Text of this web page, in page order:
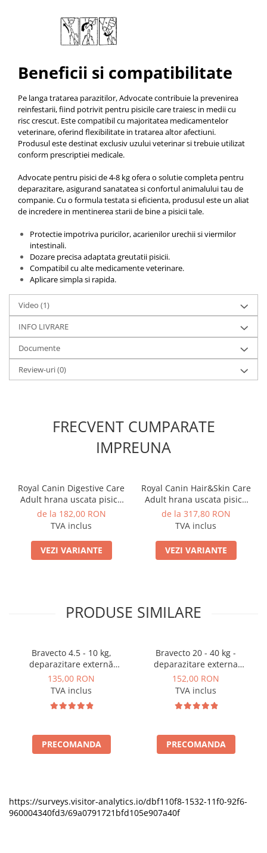
Beneficii si compatibilitate
Pe langa tratarea parazitilor, Advocate contribuie la prevenirea
reinfestarii, fiind potrivit pentru pisicile care traiesc in medii cu
risc crescut. Este compatibil cu majoritatea medicamentelor
veterinare, oferind flexibilitate in tratarea altor afectiuni.
Produsul este destinat exclusiv uzului veterinar si trebuie utilizat
conform prescriptiei medicale.
Advocate pentru pisici de 4-8 kg ofera o solutie completa pentru
deparazitare, asigurand sanatatea si confortul animalului tau de
companie. Cu o formula testata si eficienta, produsul este un aliat
de incredere in mentinerea starii de bine a pisicii tale.
Protectie impotriva puricilor, acarienilor urechii si viermilor
intestinali.
Dozare precisa adaptata greutatii pisicii.
Compatibil cu alte medicamente veterinare.
Aplicare simpla si rapida.
Video (1)
INFO LIVRARE
Documente
Review-uri(0)
FRECVENT CUMPARATE
IMPREUNA
Royal Canin Digestive Care
Adult hrana uscata pisica
pentru confort digestiv, 10
kg
de la 182,00 RON
TVA inclus
VEZI VARIANTE
Royal Canin Hair&Skin Care
Adult hrana uscata pisica
pentru piele si blana, 10 kg
de la 317,80 RON
TVA inclus
VEZI VARIANTE
PRODUSE SIMILARE
Bravecto 4.5 - 10 kg,
deparazitare externă
pentru câini
135,00 RON
TVA inclus
PRECOMANDA
Bravecto 20 - 40 kg -
deparazitare externa
pentru caini
152,00 RON
TVA inclus
PRECOMANDA
https://surveys.visitor-analytics.io/dbf110f8-1532-11f0-92f6-
960004340fd3/69a0791721bfd105e907a40f